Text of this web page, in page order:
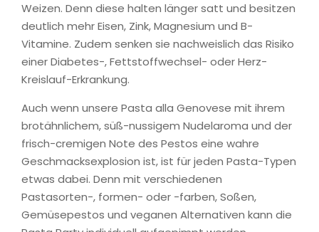
Weizen. Denn diese halten länger satt und besitzen
deutlich mehr Eisen, Zink, Magnesium und B-
Vitamine. Zudem senken sie nachweislich das Risiko
einer Diabetes-, Fettstoffwechsel- oder Herz-
Kreislauf-Erkrankung.
Auch wenn unsere Pasta alla Genovese mit ihrem
brotähnlichem, süß-nussigem Nudelaroma und der
frisch-cremigen Note des Pestos eine wahre
Geschmacksexplosion ist, ist für jeden Pasta-Typen
etwas dabei. Denn mit verschiedenen
Pastasorten-, formen- oder -farben, Soßen,
Gemüsepestos und veganen Alternativen kann die